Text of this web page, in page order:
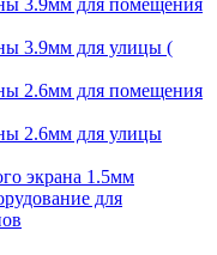
3.9мм для помещения
3.9мм для улицы (
2.6мм для помещения
2.6мм для улицы
экрана 1.5мм
для